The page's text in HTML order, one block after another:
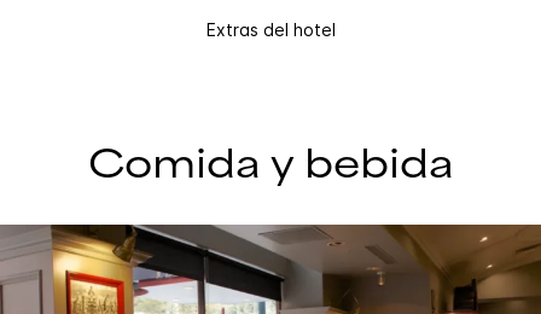
Extras del hotel
Comida y bebida